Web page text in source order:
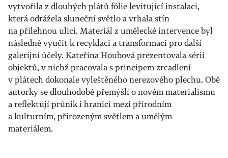
vytvořila z dlouhých plátů fólie levitující instalaci,
která odrážela sluneční světlo a vrhala stín
na přilehnou ulici. Materiál z umělecké intervence byl
následně vyučit k recyklaci a transformaci pro další
galerijní účely. Kateřina Houbová prezentovala sérii
objektů, v nichž pracovala s principem zrcadlení
v plátech dokonale vyleštěného nerezového plechu. Obě
autorky se dlouhodobě přemýšlí o novém materialismu
a reflektují průnik i hranici mezi přírodním
a kulturním, přirozeným světlem a umělým
materiálem.